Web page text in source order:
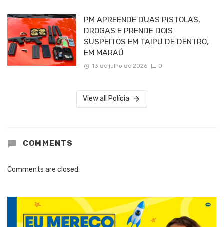
PM APREENDE DUAS PISTOLAS,
DROGAS E PRENDE DOIS
SUSPEITOS EM TAIPU DE DENTRO,
EM MARAÚ
13 de julho de 2026 0
View all Polícia
COMMENTS
Comments are closed.